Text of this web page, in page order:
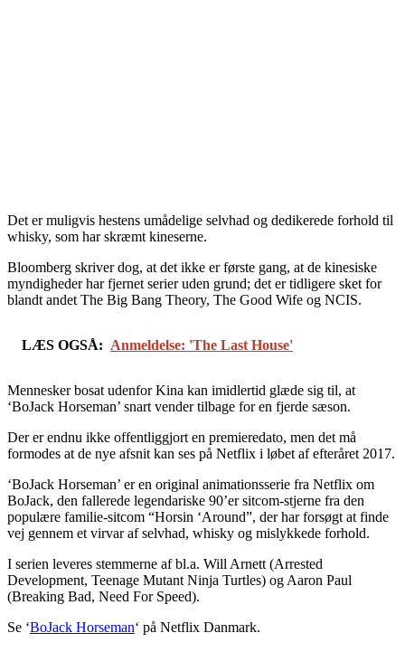
Det er muligvis hestens umådelige selvhad og dedikerede forhold til
whisky, som har skræmt kineserne.
Bloomberg skriver dog, at det ikke er første gang, at de kinesiske
myndigheder har fjernet serier uden grund; det er tidligere sket for
blandt andet The Big Bang Theory, The Good Wife og NCIS.
LÆS OGSÅ: Anmeldelse: 'The Last House'
Mennesker bosat udenfor Kina kan imidlertid glæde sig til, at
‘BoJack Horseman’ snart vender tilbage for en fjerde sæson.
Der er endnu ikke offentliggjort en premieredato, men det må
formodes at de nye afsnit kan ses på Netflix i løbet af efteråret 2017.
‘BoJack Horseman’ er en original animationsserie fra Netflix om
BoJack, den fallerede legendariske 90’er sitcom-stjerne fra den
populære familie-sitcom “Horsin ‘Around”, der har forsøgt at finde
vej gennem et virvar af selvhad, whisky og mislykkede forhold.
I serien leveres stemmerne af bl.a. Will Arnett (Arrested
Development, Teenage Mutant Ninja Turtles) og Aaron Paul
(Breaking Bad, Need For Speed).
Se ‘BoJack Horseman‘ på Netflix Danmark.